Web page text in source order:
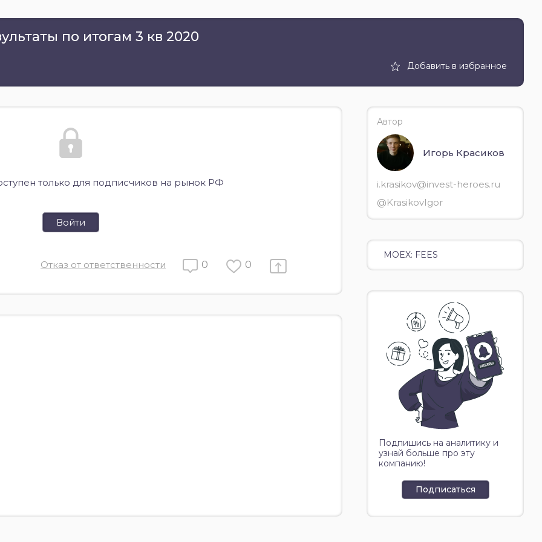
по итогам 3 кв 2020
Добавить в избранное
только для подписчиков на рынок РФ
Войти
Отказ от ответственности 0 0
Автор
Игорь Красиков
i.krasikov@invest-heroes.ru
@KrasikovIgor
MOEX: FEES
Подпишись на аналитику и
узнай больше про эту
компанию!
Подписаться